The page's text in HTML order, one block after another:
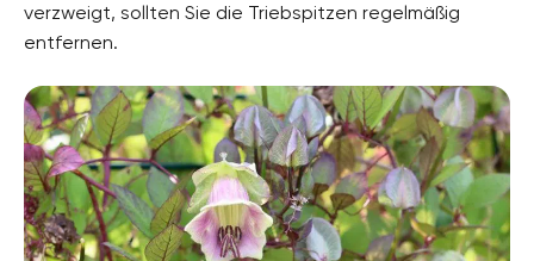
verzweigt, sollten Sie die Triebspitzen regelmäßig
entfernen.